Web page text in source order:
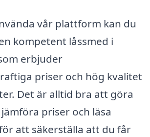
vår plattform kan du
kompetent låssmed i
erbjuder
priser och hög kvalitet
Det är alltid bra att göra
priser och läsa
att säkerställa att du får